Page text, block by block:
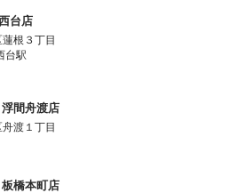
台店
根３丁目
台駅
間舟渡店
渡１丁目
橋本町店